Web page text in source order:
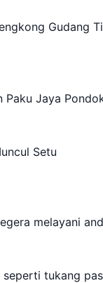
Gudang
Jaya
Setu
melayani
tukang